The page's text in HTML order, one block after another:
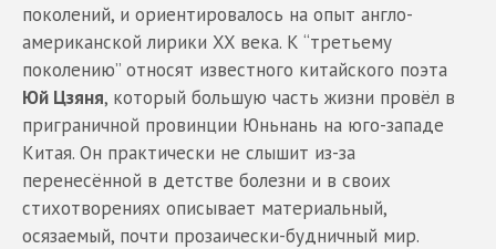
поколений, и ориентировалось на опыт англо-
американской лирики XX века. К “третьему
поколению” относят известного китайского поэта
Юй Цзяня, который большую часть жизни провёл в
приграничной провинции Юньнань на юго-западе
Китая. Он практически не слышит из-за
перенесённой в детстве болезни и в своих
стихотворениях описывает материальный,
осязаемый, почти прозаически-будничный мир.